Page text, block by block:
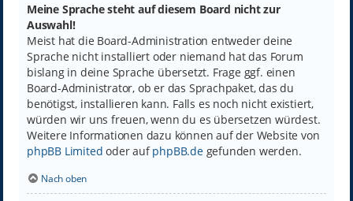
Meine Sprache steht auf diesem Board nicht zur
Auswahl!
Meist hat die Board-Administration entweder deine
Sprache nicht installiert oder niemand hat das Forum
bislang in deine Sprache übersetzt. Frage ggf. einen
Board-Administrator, ob er das Sprachpaket, das du
benötigst, installieren kann. Falls es noch nicht existiert,
würden wir uns freuen, wenn du es übersetzen würdest.
Weitere Informationen dazu können auf der Website von
phpBB Limited oder aufphpBB.degefunden werden.
Nach oben